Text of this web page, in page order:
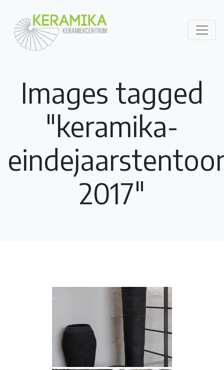
Images tagged
"keramika-
2017"